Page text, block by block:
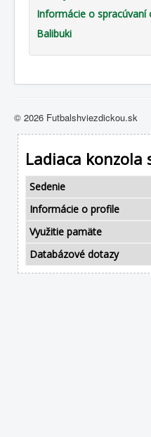
Informácie o spracúvaní
Balibuki
© 2026 Futbalshviezdickou.sk
Ladiaca konzola
Sedenie
Informácie o profile
Využitie pamäte
Databázové dotazy